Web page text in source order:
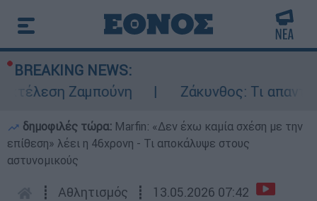
BREAKING NEWS:
Ζαμπούνη
Ζάκυνθος: Τι απαντά
δημοφιλές τώρα: Marfin: «Δεν έχω καμία σχέση με την
επίθεση» λέει η 46χρονη - Τι αποκάλυψε στους
αστυνομικούς
┋ Αθλητισμός ┋ 13.05.2026 07:42